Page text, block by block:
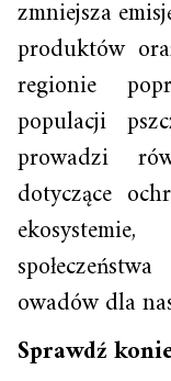
zmniejsza
produktów
regionie
populacji
prowadzi
dotyczące
owadów dla
Sprawdź